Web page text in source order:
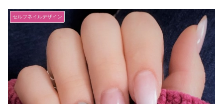
セルフネイルデザイン